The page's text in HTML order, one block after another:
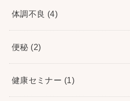
体調不良 (4)
便秘 (2)
健康セミナー (1)